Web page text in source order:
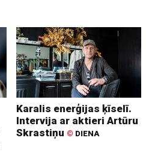
Karalis enerģijas ķīselī.
Intervija ar aktieri Artūru
Skrastiņu © DIENA